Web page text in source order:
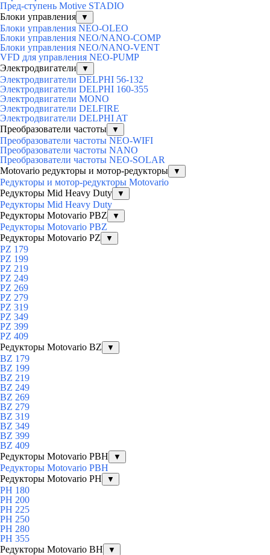
Пред-ступень Motive STADIO
Блоки управления
▼
Блоки управления NEO-OLEO
Блоки управления NEO/NANO-COMP
Блоки управления NEO/NANO-VENT
VFD для управления NEO-PUMP
Электродвигатели
▼
Электродвигатели DELPHI 56-132
Электродвигатели DELPHI 160-355
Электродвигатели MONO
Электродвигатели DELFIRE
Электродвигатели DELPHI AT
Преобразователи частоты
▼
Преобразователи частоты NEO-WIFI
Преобразователи частоты NANO
Преобразователи частоты NEO-SOLAR
Motovario редукторы и мотор-редукторы
▼
Редукторы и мотор-редукторы Motovario
Редукторы Mid Heavy Duty
▼
Редукторы Mid Heavy Duty
Редукторы Motovario PBZ
▼
Редукторы Motovario PBZ
Редукторы Motovario PZ
▼
PZ 179
PZ 199
PZ 219
PZ 249
PZ 269
PZ 279
PZ 319
PZ 349
PZ 399
PZ 409
Редукторы Motovario BZ
▼
BZ 179
BZ 199
BZ 219
BZ 249
BZ 269
BZ 279
BZ 319
BZ 349
BZ 399
BZ 409
Редукторы Motovario PBH
▼
Редукторы Motovario PBH
Редукторы Motovario PH
▼
PH 180
PH 200
PH 225
PH 250
PH 280
PH 355
Редукторы Motovario BH
▼